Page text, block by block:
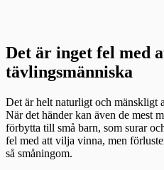
Det är inget fel med
tävlingsmänniska
Det är helt naturligt och mänskligt
När det händer kan även de mest
förbytta till små barn, som surar
fel med att vilja vinna, men
så småningom.